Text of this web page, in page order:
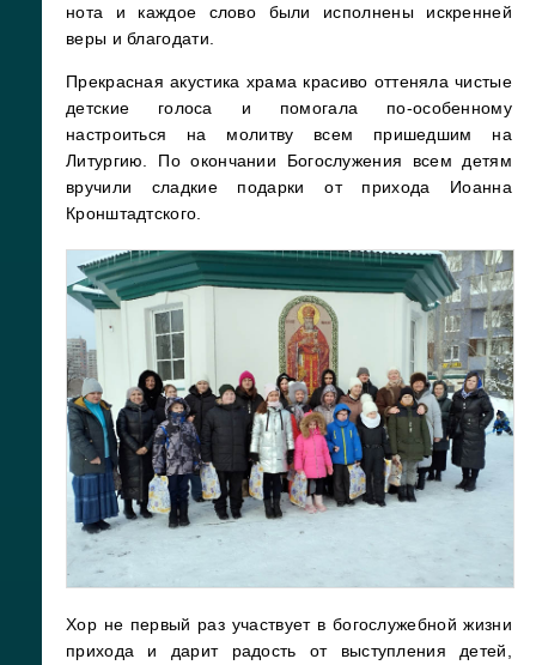
нота и каждое слово были исполнены искренней
веры и благодати.
Прекрасная акустика храма красиво оттеняла чистые
детские голоса и помогала по-особенному
настроиться на молитву всем пришедшим на
Литургию. По окончании Богослужения всем детям
вручили сладкие подарки от прихода Иоанна
Кронштадтского.
Хор не первый раз участвует в богослужебной жизни
прихода и дарит радость от выступления детей,